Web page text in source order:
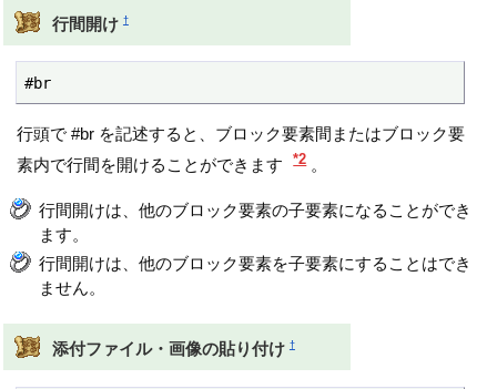
行間開け †
#br
行頭で #br を記述すると、ブロック要素間またはブロック要
素内で行間を開けることができます
*2 。
行間開けは、他のブロック要素の子要素になることができ
ます。
行間開けは、他のブロック要素を子要素にすることはでき
ません。
添付ファイル・画像の貼り付け †